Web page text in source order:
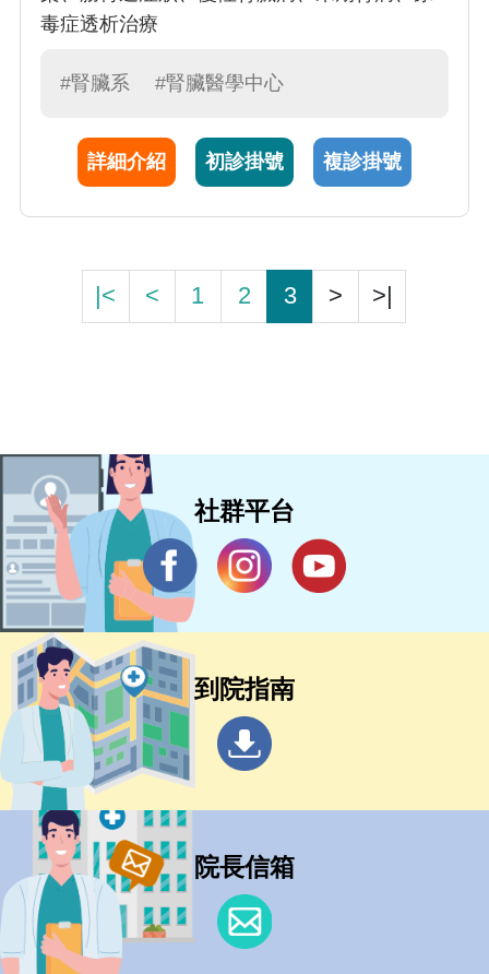
毒症透析治療
#腎臟系 #腎臟醫學中心
詳細介紹 初診掛號 複診掛號
|< < 1 2 3 > >|
社群平台
到院指南
院長信箱